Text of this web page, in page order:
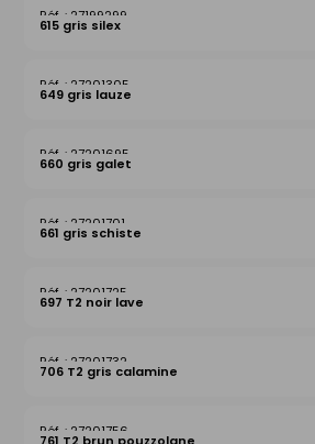
27199299
615 gris silex
27201305
649 gris lauze
27201695
660 gris galet
27201701
661 gris schiste
27201725
697 T2 noir lave
27201732
706 T2 gris calamine
27201756